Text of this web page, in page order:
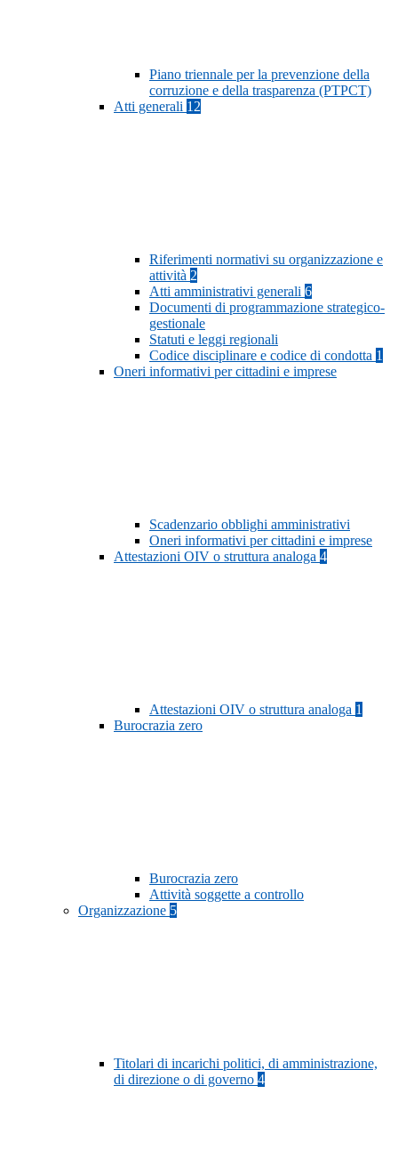
Piano triennale per la prevenzione della
corruzione e della trasparenza (PTPCT)
Atti generali 12
Riferimenti normativi su organizzazione e
attività 2
Atti amministrativi generali 6
Documenti di programmazione strategico-
gestionale
Statuti e leggi regionali
Codice disciplinare e codice di condotta 1
Oneri informativi per cittadini e imprese
Scadenzario obblighi amministrativi
Oneri informativi per cittadini e imprese
Attestazioni OIV o struttura analoga 4
Attestazioni OIV o struttura analoga 1
Burocrazia zero
Burocrazia zero
Attività soggette a controllo
Organizzazione 5
Titolari di incarichi politici, di amministrazione,
di direzione o di governo 4